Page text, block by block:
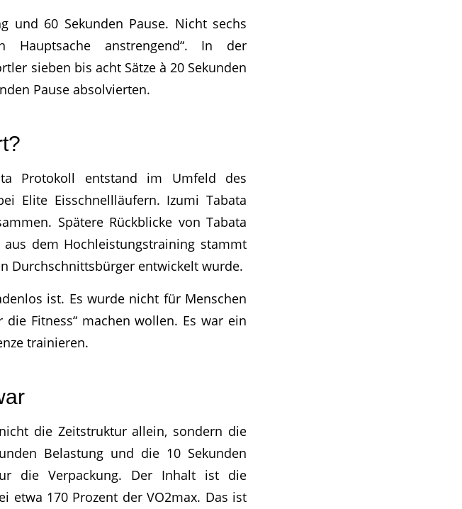
und 60 Sekunden Pause. Nicht sechs
Hauptsache anstrengend“. In der
sieben bis acht Sätze à 20 Sekunden
Pause absolvierten.
Protokoll entstand im Umfeld des
Elite Eisschnellläufern. Izumi Tabata
Spätere Rückblicke von Tabata
dem Hochleistungstraining stammt
Durchschnittsbürger entwickelt wurde.
ist. Es wurde nicht für Menschen
Fitness“ machen wollen. Es war ein
trainieren.
die Zeitstruktur allein, sondern die
Belastung und die 10 Sekunden
die Verpackung. Der Inhalt ist die
etwa 170 Prozent der VO2max. Das ist